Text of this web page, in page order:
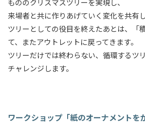
もののクリスマスツリーを実現し、
来場者と共に作りあげていく変化を共有し
ツリーとしての役目を終えたあとは、「
て、またアウトレットに戻ってきます。
ツリーだけでは終わらない、循環するツ
チャレンジします。
ワークショップ「紙のオーナメントを